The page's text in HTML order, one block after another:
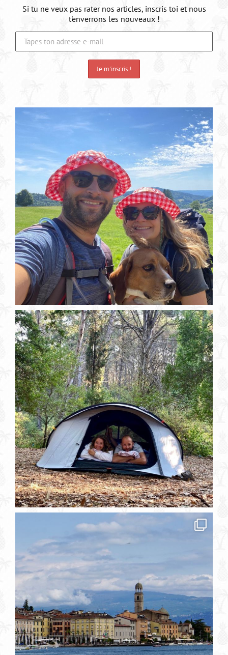
Si tu ne veux pas rater nos articles, inscris toi et nous
t'enverrons les nouveaux !